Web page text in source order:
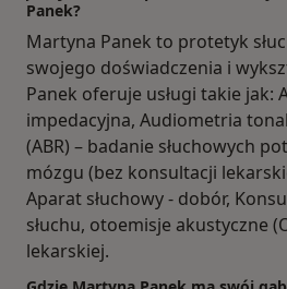
Panek?
Martyna Panek to protetyk
swojego doświadczenia i
Panek oferuje usługi takie jak:
impedacyjna, Audiometria
(ABR) – badanie słuchowych
mózgu (bez konsultacji
Aparat słuchowy - dobór,
słuchu, otoemisje akustyczne
lekarskiej.